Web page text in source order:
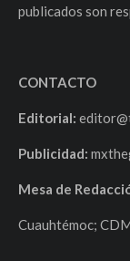
publicados son
CONTACTO
Editorial:
Publicidad:
Mesa de
Cuauhtémoc;